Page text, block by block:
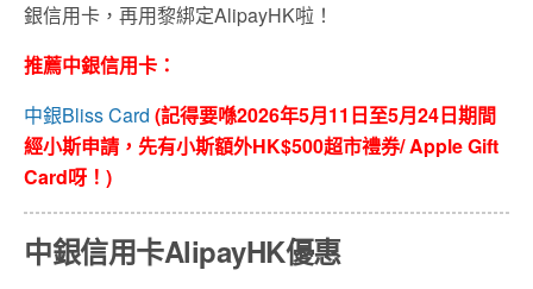
銀信用卡，再用黎綁定AlipayHK啦！
推薦中銀信用卡：
中銀Bliss Card (記得要喺2026年5月11日至5月24日期間
經小斯申請，先有小斯額外HK$500超市禮券/ Apple Gift
Card呀！)
中銀信用卡AlipayHK優惠